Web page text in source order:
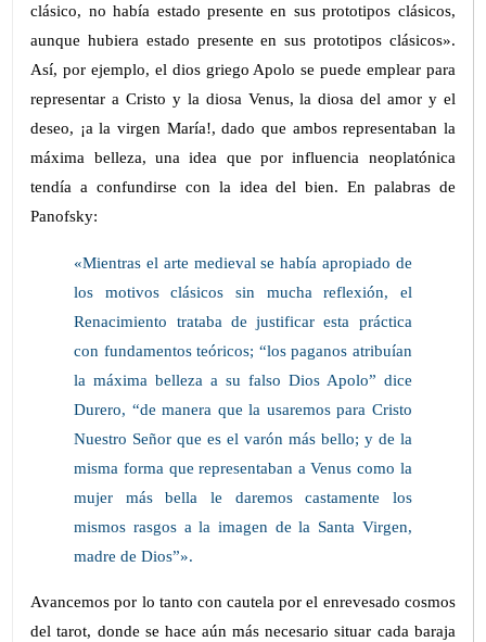
clásico, no había estado presente en sus prototipos clásicos,
aunque hubiera estado presente en sus prototipos clásicos».
Así, por ejemplo, el dios griego Apolo se puede emplear para
representar a Cristo y la diosa Venus, la diosa del amor y el
deseo, ¡a la virgen María!, dado que ambos representaban la
máxima belleza, una idea que por influencia neoplatónica
tendía a confundirse con la idea del bien. En palabras de
Panofsky:
«Mientras el arte medieval se había apropiado de
los motivos clásicos sin mucha reflexión, el
Renacimiento trataba de justificar esta práctica
con fundamentos teóricos; “los paganos atribuían
la máxima belleza a su falso Dios Apolo” dice
Durero, “de manera que la usaremos para Cristo
Nuestro Señor que es el varón más bello; y de la
misma forma que representaban a Venus como la
mujer más bella le daremos castamente los
mismos rasgos a la imagen de la Santa Virgen,
madre de Dios”».
Avancemos por lo tanto con cautela por el enrevesado cosmos
del tarot, donde se hace aún más necesario situar cada baraja